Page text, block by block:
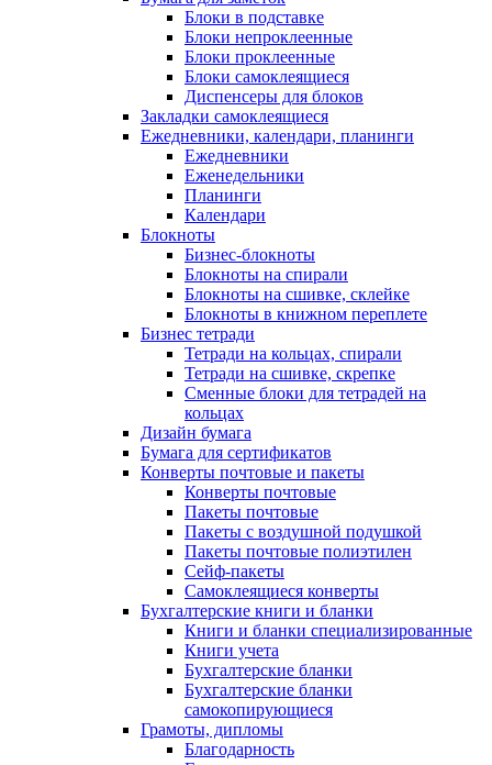
Блоки в подставке
Блоки непроклеенные
Блоки проклеенные
Блоки самоклеящиеся
Диспенсеры для блоков
Закладки самоклеящиеся
Ежедневники, календари, планинги
Ежедневники
Еженедельники
Планинги
Календари
Блокноты
Бизнес-блокноты
Блокноты на спирали
Блокноты на сшивке, склейке
Блокноты в книжном переплете
Бизнес тетради
Тетради на кольцах, спирали
Тетради на сшивке, скрепке
Сменные блоки для тетрадей на
кольцах
Дизайн бумага
Бумага для сертификатов
Конверты почтовые и пакеты
Конверты почтовые
Пакеты почтовые
Пакеты с воздушной подушкой
Пакеты почтовые полиэтилен
Сейф-пакеты
Самоклеящиеся конверты
Бухгалтерские книги и бланки
Книги и бланки специализированные
Книги учета
Бухгалтерские бланки
Бухгалтерские бланки
самокопирующиеся
Грамоты, дипломы
Благодарность